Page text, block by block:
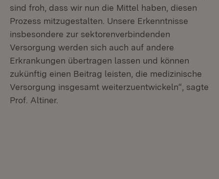
sind froh, dass wir nun die Mittel haben, diesen
Prozess mitzugestalten. Unsere Erkenntnisse
insbesondere zur sektorenverbindenden
Versorgung werden sich auch auf andere
Erkrankungen übertragen lassen und können
zukünftig einen Beitrag leisten, die medizinische
Versorgung insgesamt weiterzuentwickeln“, sagte
Prof. Altiner.